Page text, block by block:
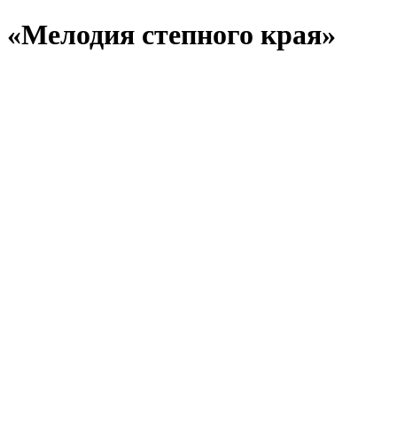
«Мелодия степного края»